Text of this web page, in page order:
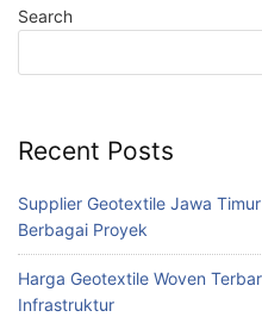
Search
Recent Posts
Supplier Geotextile Jawa
Berbagai Proyek
Harga Geotextile Woven
Infrastruktur